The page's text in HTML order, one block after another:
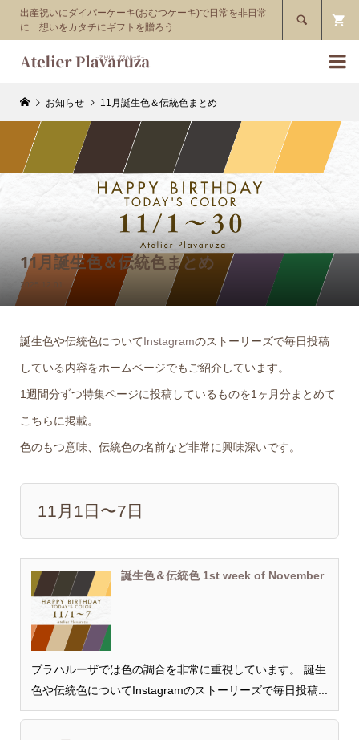
出産祝いにダイパーケーキ(おむつケーキ)で日常を非日常
に…想いをカタチにギフトを贈ろう


お知らせ 11月誕生色＆伝統色まとめ
11月誕生色＆伝統色まとめ
2025.12.01
誕生色や伝統色についてInstagramのストーリーズで毎日投稿
している内容をホームページでもご紹介しています。
1週間分ずつ特集ページに投稿しているものを1ヶ月分まとめて
こちらに掲載。
色のもつ意味、伝統色の名前など非常に興味深いです。
11月1日〜7日
誕生色＆伝統色 1st week of November
プラハルーザでは色の調合を非常に重視しています。 誕生
色や伝統色についてInstagramのストーリーズで毎日投稿...